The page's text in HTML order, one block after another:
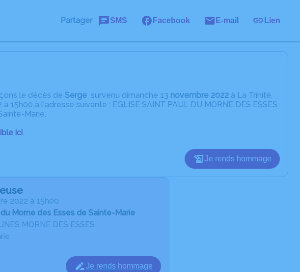
Partager SMS Facebook E-mail Lien
le décès de Serge survenu dimanche 13 novembre 2022 à La Trinité.
à l'adresse suivante : EGLISE SAINT PAUL DU MORNE DES ESSES
Marie.
ici.
Je rends hommage
2022 à 15h00
du Morne des Esses de Sainte-Marie
MORNE DES ESSES
Je rends hommage